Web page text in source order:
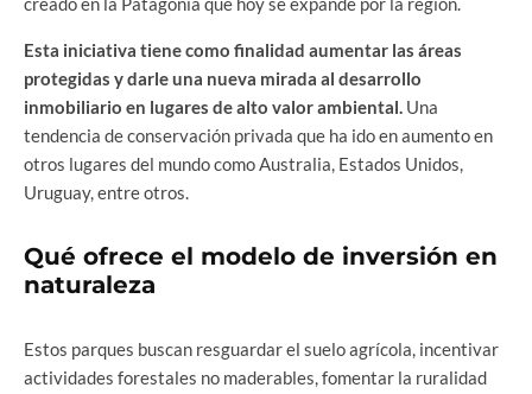
Esta iniciativa tiene como finalidad aumentar las áreas
protegidas y darle una nueva mirada al desarrollo
inmobiliario en lugares de alto valor ambiental. Una
tendencia de conservación privada que ha ido en aumento en
otros lugares del mundo como Australia, Estados Unidos,
Uruguay, entre otros.
Qué ofrece el modelo de inversión en
naturaleza
Estos parques buscan resguardar el suelo agrícola, incentivar
actividades forestales no maderables, fomentar la ruralidad